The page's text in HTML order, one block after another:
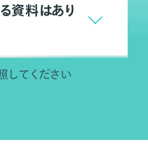
資料はあり
してください